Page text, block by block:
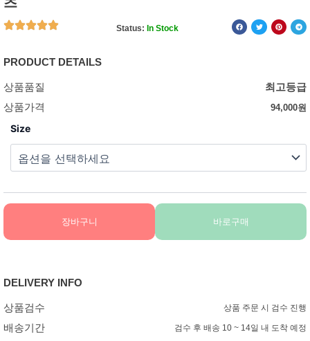
Status: In Stock
PRODUCT DETAILS
상품품질
최고등급
상품가격
94,000원
Size
장바구니 바로구매
DELIVERY INFO
상품검수 상품 주문 시 검수 진행
배송기간 검수 후 배송 10 ~ 14일 내 도착 예정